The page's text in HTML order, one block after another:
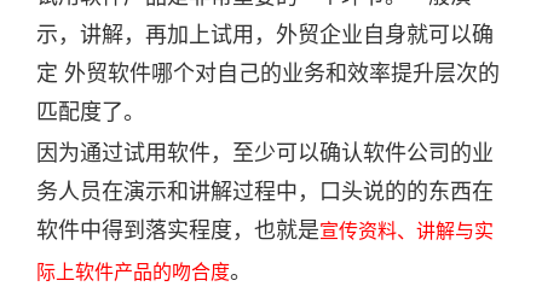
示，讲解，再加上试用，外贸企业自身就可以确
定 外贸软件哪个对自己的业务和效率提升层次的
匹配度了。
因为通过试用软件，至少可以确认软件公司的业
务人员在演示和讲解过程中，口头说的的东西在
软件中得到落实程度，也就是宣传资料、讲解与实
际上软件产品的吻合度。